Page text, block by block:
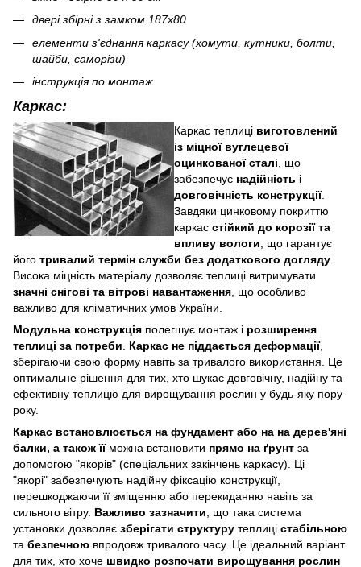
двері збірні з замком 187х80
елементи з'єднання каркасу (хомути, кутники, болти,
шайби, саморізи)
інструкція по монтаж
Каркас:
Каркас теплиці виготовлений
із міцної вуглецевої
оцинкованої сталі , що
забезпечує надійність і
довговічність конструкції.
Завдяки цинковому покриттю
каркас стійкий до корозії та
впливу вологи , що гарантує
його тривалий термін служби без додаткового догляду
Висока міцність матеріалу дозволяє теплиці витримувати
значні снігові та вітрові навантаження , що особливо
важливо для кліматичних умов України.
Модульна конструкція полегшує монтаж і розширення
теплиці за потреби
Каркас не піддається деформації,
зберігаючи свою форму навіть за тривалого використання. Це
оптимальне рішення для тих, хто шукає довговічну, надійну та
ефективну теплицю для вирощування рослин у будь-яку пору
року.
Каркас встановлюється на фундамент або на на дерев'яні
балки, а також їїможна встановити прямо на ґрунт за
допомогою "якорів" (спеціальних закінчень каркасу). Ці
"якорі" забезпечують надійну фіксацію конструкції,
перешкоджаючи її зміщенню або перекиданню навіть за
сильного вітру. Важливо зазначити , що така система
установки дозволяє зберігати структуру теплиці стабільною
та безпечною впродовж тривалого часу. Це ідеальний варіант
для тих, хто хоче швидко розпочати вирощування рослин